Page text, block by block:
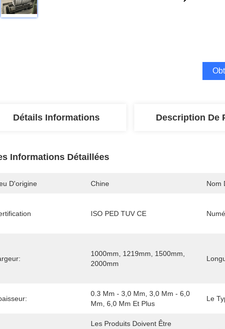
Détails Informations Description De
Informations Détaillées
D'origine Chine Nom
ISO PED TUV CE
1000mm, 1219mm, 1500mm,
2000mm
0.3 Mm - 3,0 Mm, 3,0 Mm - 6,0
Mm, 6,0 Mm Et Plus
Le
Les Produits Doivent Être